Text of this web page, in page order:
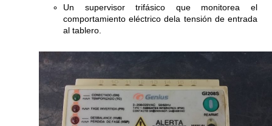
Un supervisor trifásico que monitorea el
comportamiento eléctrico dela tensión de entrada
al tablero.